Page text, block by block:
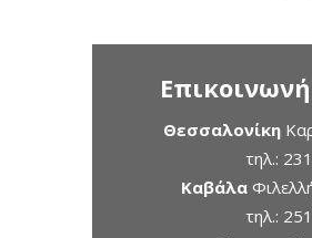
Θεσσαλονίκη
τηλ.:
Καβάλα
τηλ.: